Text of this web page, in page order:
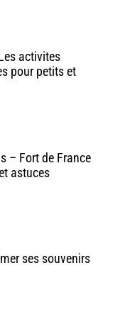
activites
pour petits et
– Fort de France
astuces
ses souvenirs